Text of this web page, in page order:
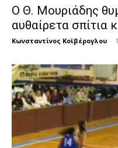
Ο Θ. Μουριάδης
αυθαίρετα σπίτια
Κωνσταντίνος Κοϊβέρογλου -